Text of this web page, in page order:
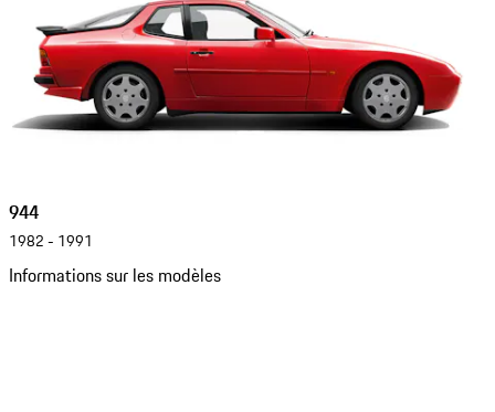
944
1982 - 1991
Informations sur les modèles